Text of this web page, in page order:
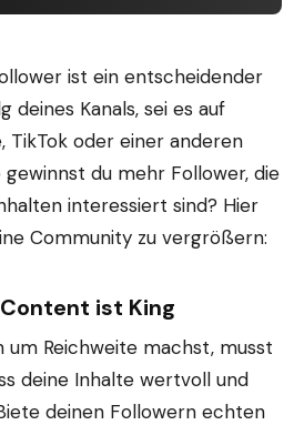
ist ein entscheidender
deines Kanals, sei es auf
TikTok oder einer anderen
du mehr Follower, die
interessiert sind? Hier
Community zu vergrößern:
ist King
um Reichweite machst, musst
deine Inhalte wertvoll und
deinen Followern echten